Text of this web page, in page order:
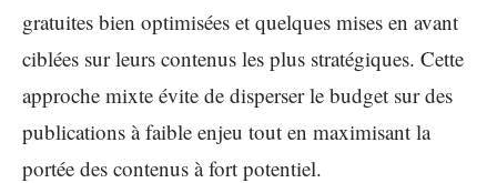
gratuites bien optimisées et quelques mises en avant
ciblées sur leurs contenus les plus stratégiques. Cette
approche mixte évite de disperser le budget sur des
publications à faible enjeu tout en maximisant la
portée des contenus à fort potentiel.